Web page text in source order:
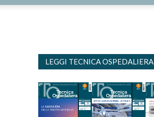
LEGGI TECNICA OSPEDALIERA